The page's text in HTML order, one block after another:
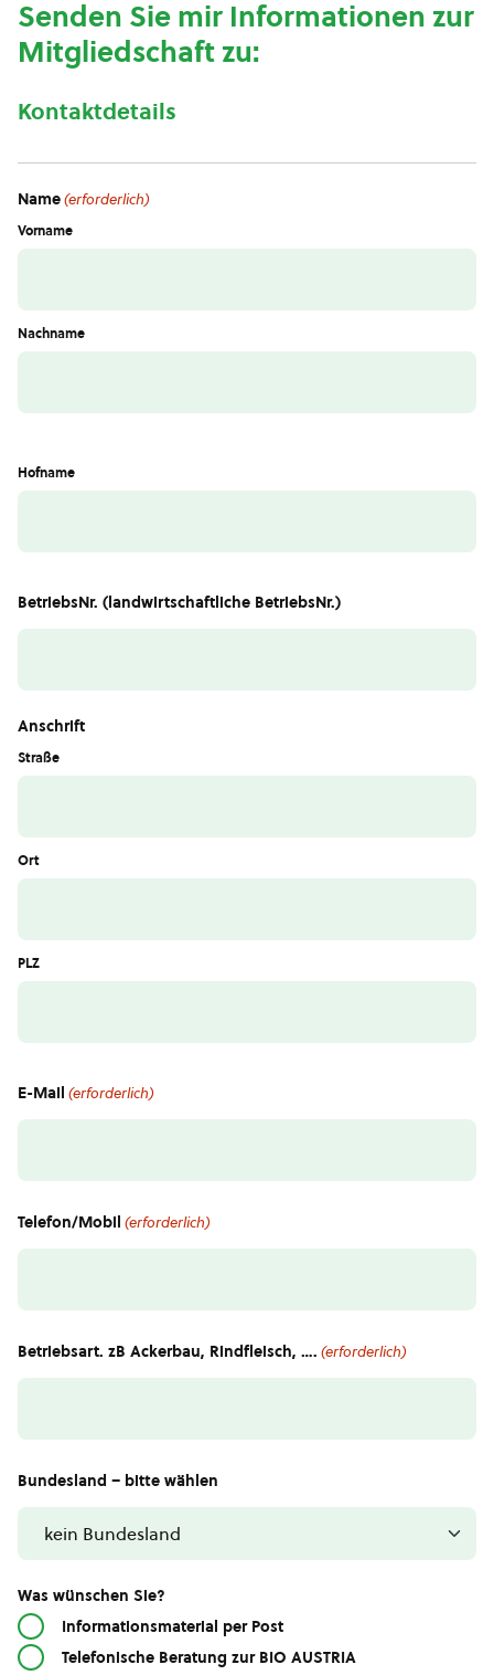
Senden Sie mir Informationen zur
Mitgliedschaft zu:
Kontaktdetails
Name(erforderlich)
Vorname
Nachname
Hofname
BetriebsNr. (landwirtschaftliche BetriebsNr.)
Anschrift
Straße
Ort
PLZ
E-Mail (erforderlich)
Telefon/Mobil (erforderlich)
Betriebsart. zB Ackerbau, Rindfleisch, …. (erforderlich)
Bundesland – bitte wählen
Was wünschen Sie?
Informationsmaterial per Post
Telefonische Beratung zur BIO AUSTRIA